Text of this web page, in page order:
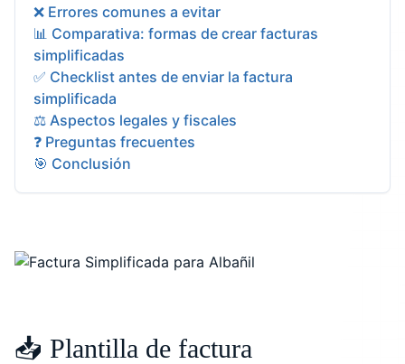
❌ Errores comunes a evitar
📊 Comparativa: formas de crear facturas
simplificadas
✅ Checklist antes de enviar la factura
simplificada
⚖️ Aspectos legales y fiscales
❓ Preguntas frecuentes
🎯 Conclusión
📥 Plantilla de factura